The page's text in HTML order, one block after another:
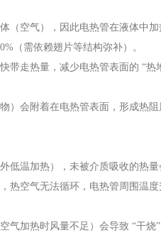
（空气），因此电热管在液体中
（需依赖翅片等结构弥补）。
带走热量，减少电热管表面的 “
）会附着在电热管表面，形成热
低温加热），未被介质吸收的热量
热空气无法循环，电热管周围温
气加热时风量不足）会导致 “干烧”